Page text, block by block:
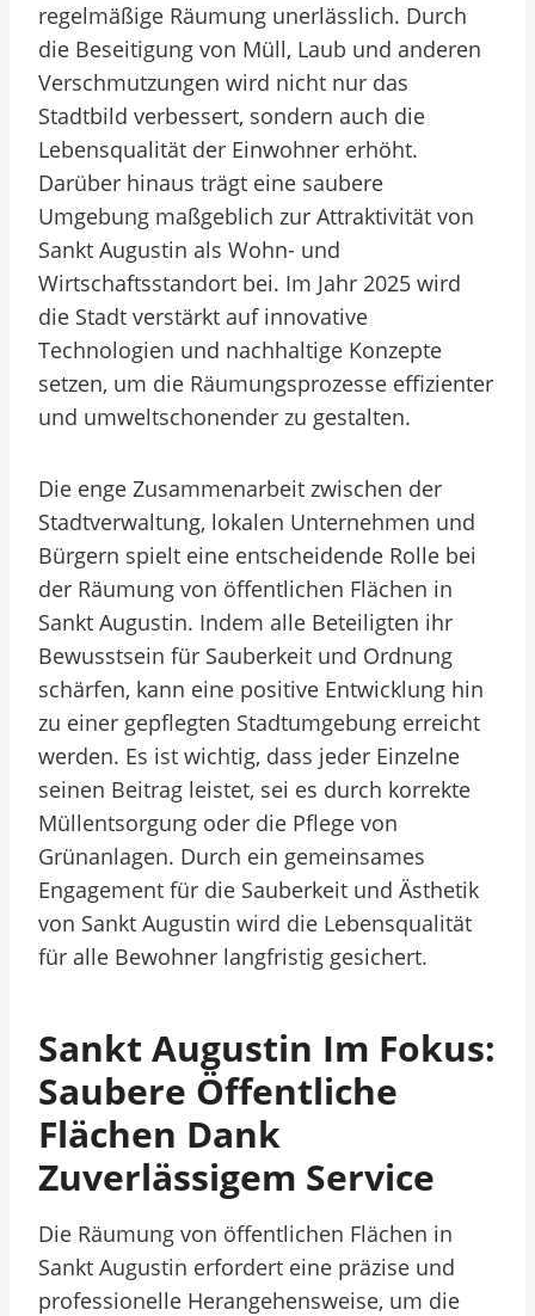
regelmäßige Räumung unerlässlich. Durch
die Beseitigung von Müll, Laub und anderen
Verschmutzungen wird nicht nur das
Stadtbild verbessert, sondern auch die
Lebensqualität der Einwohner erhöht.
Darüber hinaus trägt eine saubere
Umgebung maßgeblich zur Attraktivität von
Sankt Augustin als Wohn- und
Wirtschaftsstandort bei. Im Jahr 2025 wird
die Stadt verstärkt auf innovative
Technologien und nachhaltige Konzepte
setzen, um die Räumungsprozesse effizienter
und umweltschonender zu gestalten.
Die enge Zusammenarbeit zwischen der
Stadtverwaltung, lokalen Unternehmen und
Bürgern spielt eine entscheidende Rolle bei
der Räumung von öffentlichen Flächen in
Sankt Augustin. Indem alle Beteiligten ihr
Bewusstsein für Sauberkeit und Ordnung
schärfen, kann eine positive Entwicklung hin
zu einer gepflegten Stadtumgebung erreicht
werden. Es ist wichtig, dass jeder Einzelne
seinen Beitrag leistet, sei es durch korrekte
Müllentsorgung oder die Pflege von
Grünanlagen. Durch ein gemeinsames
Engagement für die Sauberkeit und Ästhetik
von Sankt Augustin wird die Lebensqualität
für alle Bewohner langfristig gesichert.
Sankt Augustin Im Fokus:
Saubere Öffentliche
Flächen Dank
Zuverlässigem Service
Die Räumung von öffentlichen Flächen in
Sankt Augustin erfordert eine präzise und
professionelle Herangehensweise, um die